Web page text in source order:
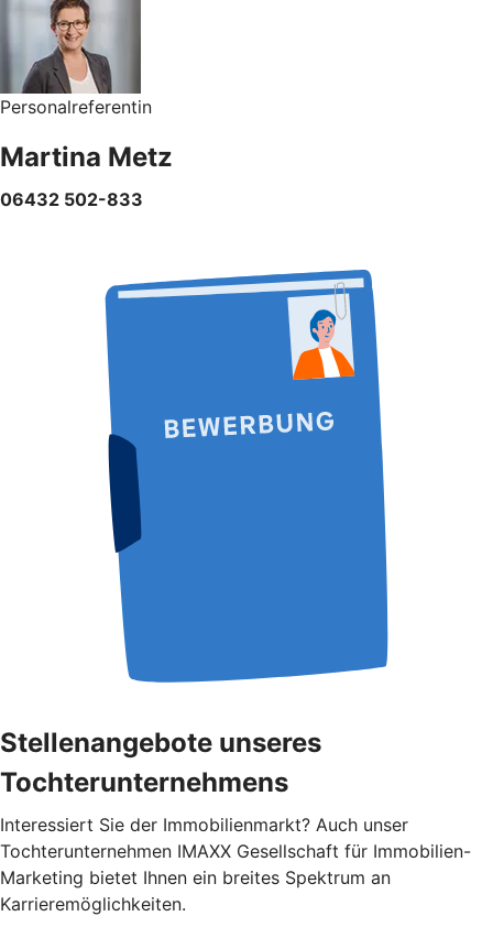
Personalreferentin
Martina Metz
06432 502-833
Stellenangebote unseres
Tochterunternehmens
Interessiert Sie der Immobilienmarkt? Auch unser
Tochterunternehmen IMAXX Gesellschaft für Immobilien-
Marketing bietet Ihnen ein breites Spektrum an
Karrieremöglichkeiten.